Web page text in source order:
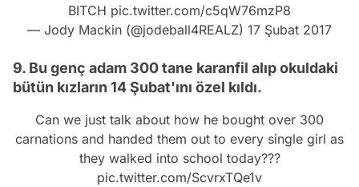
BITCH pic.twitter.com/c5qW76mzP8
— Jody Mackin (@jodeball4REALZ) 17 Şubat 2017
9. Bu genç adam 300 tane karanfil alıp okuldaki
bütün kızların 14 Şubat'ını özel kıldı.
Can we just talk about how he bought over 300
carnations and handed them out to every single girl as
they walked into school today???
pic.twitter.com/ScvrxTQe1v